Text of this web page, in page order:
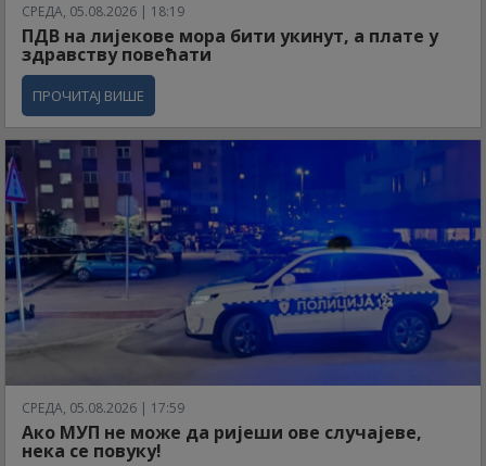
СРЕДА, 05.08.2026 | 18:19
ПДВ на лијекове мора бити укинут, а плате у
здравству повећати
ПРОЧИТАЈ ВИШЕ
СРЕДА, 05.08.2026 | 17:59
Ако МУП не може да ријеши ове случајеве,
нека се повуку!